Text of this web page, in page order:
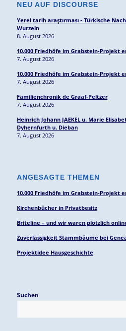
NEU AUF DISCOURSE
Yerel tarih araştırması - Türkische
Wurzeln
8. August 2026
10.000 Friedhöfe im Grabstein-Projekt
7. August 2026
10.000 Friedhöfe im Grabstein-Projekt
7. August 2026
Familienchronik de Graaf-Peltzer
7. August 2026
Heinrich Johann JAEKEL u. Marie
Dyhernfurth u. Dieban
7. August 2026
ANGESAGTE THEMEN
10.000 Friedhöfe im Grabstein-Projekt
Kirchenbücher in Privatbesitz
Briteline – und wir waren plötzlich
Zuverlässigkeit Stammbäume bei
Projektidee Hausgeschichte
Suchen